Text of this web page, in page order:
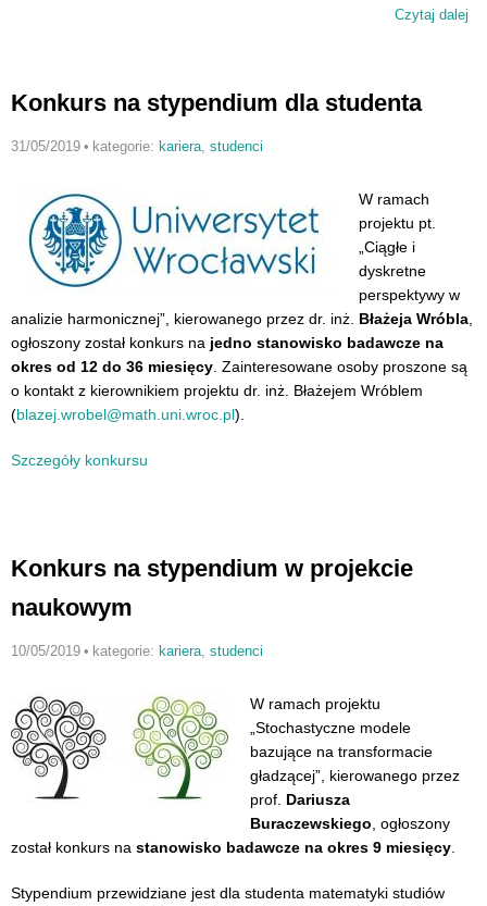
Czytaj dalej
Konkurs na stypendium dla studenta
31/05/2019 • kategorie: kariera, studenci
W ramach
projektu pt.
„Ciągłe i
dyskretne
perspektywy w
analizie harmonicznej”, kierowanego przez dr. inż. Błażeja Wróbla
ogłoszony został konkurs na jedno stanowisko badawcze na
okres od 12 do 36 miesięcy . Zainteresowane osoby proszone są
o kontakt z kierownikiem projektu dr. inż. Błażejem Wróblem
(blazej.wrobel@math.uni.wroc.pl).
Szczegóły konkursu
Konkurs na stypendium w projekcie
naukowym
10/05/2019 • kategorie: kariera, studenci
W ramach projektu
„Stochastyczne modele
bazujące na transformacie
gładzącej”, kierowanego przez
prof. Dariusza
Buraczewskiego, ogłoszony
został konkurs na stanowisko badawcze na okres 9 miesięcy.
Stypendium przewidziane jest dla studenta matematyki studiów